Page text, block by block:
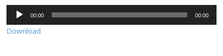
Audio-
Player
00:00 00:00
Download